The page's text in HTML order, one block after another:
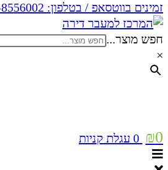
זמינים בווטסאפ / בטלפון:
חפש מוצר...
×
₪0
0 עגלת קניות